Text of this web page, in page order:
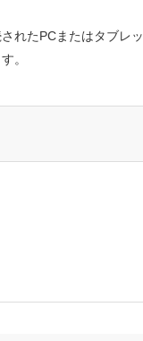
れたPCまたはタブレ
。